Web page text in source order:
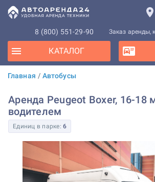
8 (800) 551-29-90 Заказ аренды,
КАТАЛОГ
Главная / Автобусы
Аренда Peugeot Boxer, 16-18
водителем
Единиц в парке: 6